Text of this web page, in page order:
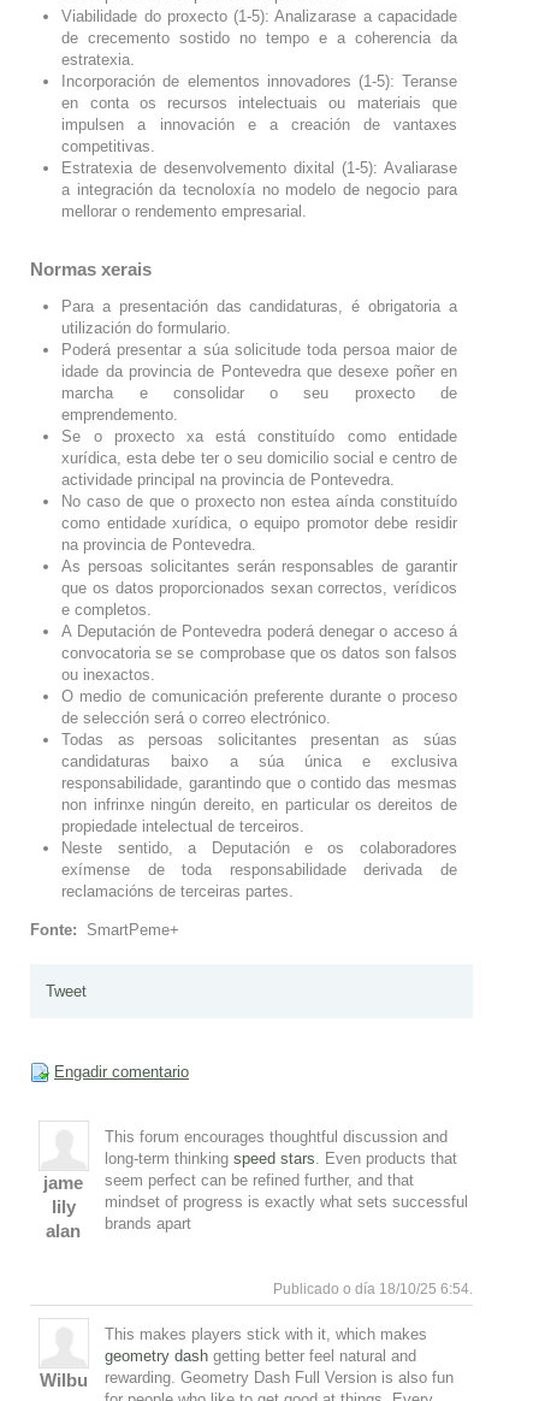
Viabilidade do proxecto (1-5): Analizarase a capacidade
de crecemento sostido no tempo e a coherencia da
estratexia.
Incorporación de elementos innovadores (1-5): Teranse
en conta os recursos intelectuais ou materiais que
impulsen a innovación e a creación de vantaxes
competitivas.
Estratexia de desenvolvemento dixital (1-5): Avaliarase
a integración da tecnoloxía no modelo de negocio para
mellorar o rendemento empresarial.
Normas xerais
Para a presentación das candidaturas, é obrigatoria a
utilización do formulario.
Poderá presentar a súa solicitude toda persoa maior de
idade da provincia de Pontevedra que desexe poñer en
marcha e consolidar o seu proxecto de
emprendemento.
Se o proxecto xa está constituído como entidade
xurídica, esta debe ter o seu domicilio social e centro de
actividade principal na provincia de Pontevedra.
No caso de que o proxecto non estea aínda constituído
como entidade xurídica, o equipo promotor debe residir
na provincia de Pontevedra.
As persoas solicitantes serán responsables de garantir
que os datos proporcionados sexan correctos, verídicos
e completos.
A Deputación de Pontevedra poderá denegar o acceso á
convocatoria se se comprobase que os datos son falsos
ou inexactos.
O medio de comunicación preferente durante o proceso
de selección será o correo electrónico.
Todas as persoas solicitantes presentan as súas
candidaturas baixo a súa única e exclusiva
responsabilidade, garantindo que o contido das mesmas
non infrinxe ningún dereito, en particular os dereitos de
propiedade intelectual de terceiros.
Neste sentido, a Deputación e os colaboradores
exímense de toda responsabilidade derivada de
reclamacións de terceiras partes.
Fonte: SmartPeme+
Tweet
Engadir comentario
jame
lily
alan
This forum encourages thoughtful discussion and
long-term thinking speed stars. Even products that
seem perfect can be refined further, and that
mindset of progress is exactly what sets successful
brands apart
Publicado o día 18/10/25 6:54.
Wilbu
This makes players stick with it, which makes
geometry dashgetting better feel natural and
rewarding. Geometry Dash Full Version is also fun